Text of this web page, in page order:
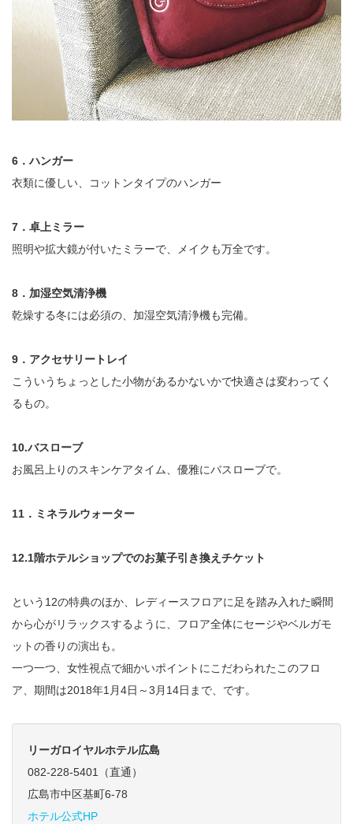
6．ハンガー
衣類に優しい、コットンタイプのハンガー
7．卓上ミラー
照明や拡大鏡が付いたミラーで、メイクも万全です。
8．加湿空気清浄機
乾燥する冬には必須の、加湿空気清浄機も完備。
9．アクセサリートレイ
こういうちょっとした小物があるかないかで快適さは変わってく
るもの。
10.バスローブ
お風呂上りのスキンケアタイム、優雅にバスローブで。
11．ミネラルウォーター
12.1階ホテルショップでのお菓子引き換えチケット
という12の特典のほか、レディースフロアに足を踏み入れた瞬間
から心がリラックスするように、フロア全体にセージやベルガモ
ットの香りの演出も。
一つ一つ、女性視点で細かいポイントにこだわられたこのフロ
ア、期間は2018年1月4日～3月14日まで、です。
リーガロイヤルホテル広島
082-228-5401（直通）
広島市中区基町6-78
ホテル公式HP